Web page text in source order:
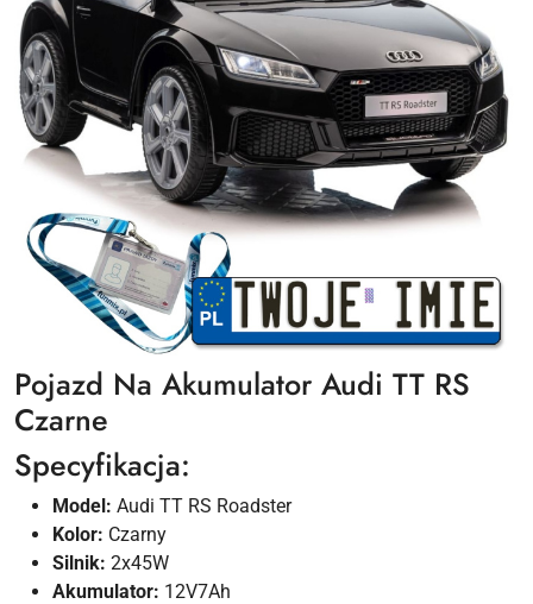
Pojazd Na Akumulator Audi TT RS
Czarne
Specyfikacja:
Model: Audi TT RS Roadster
Kolor: Czarny
Silnik: 2x45W
Akumulator: 12V7Ah